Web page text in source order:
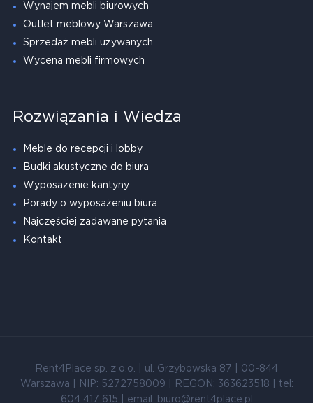
Wynajem mebli biurowych
Outlet meblowy Warszawa
Sprzedaż mebli używanych
Wycena mebli firmowych
Rozwiązania i Wiedza
Meble do recepcji i lobby
Budki akustyczne do biura
Wyposażenie kantyny
Porady o wyposażeniu biura
Najczęściej zadawane pytania
Kontakt
Rent4Place sp. z o.o. | ul. Grzybowska 87 | 00-844
Warszawa | NIP: 5272758009 | REGON: 363623518 | tel:
604 417 615 | email: biuro@rent4place.pl